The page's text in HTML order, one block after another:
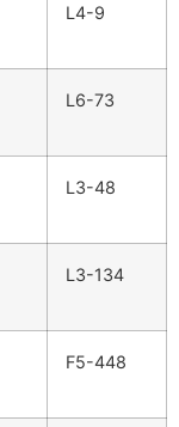
L4-9
L6-73
L3-48
L3-134
F5-448